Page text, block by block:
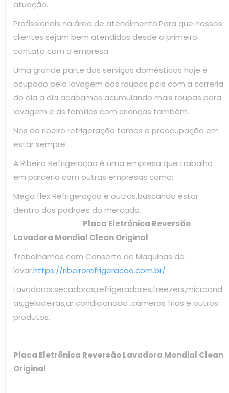
atuação.
Profissionais na área de atendimento.Para que nossos
clientes sejam bem atendidos desde o primeiro
contato com a empresa.
Uma grande parte dos serviços domésticos hoje é
ocupado pela lavagem das roupas pois com a correria
do dia a dia acabamos acumulando mais roupas para
lavagem e as famílias com crianças também.
Nos da ribeiro refrigeração temos a preocupação em
estar sempre.
A Ribeiro Refrigeração é uma empresa que trabalha
em parceria com outras empresas como:
Mega flex Refrigeração e outras,buscando estar
dentro dos padrões do mercado.
Placa Eletrônica Reversão
Lavadora Mondial Clean Original
Trabalhamos com Conserto de Maquinas de
lavar.https://ribeirorefrigeracao.com.br/
Lavadoras,secadoras,refrigeradores,freezers,microond
as,geladeiras,ar condicionado ,câmeras frias e outros
produtos.
Placa Eletrônica Reversão Lavadora Mondial Clean
Original